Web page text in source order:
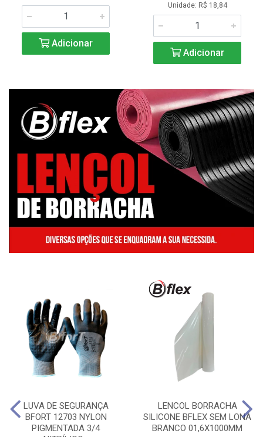
Adicionar
Unidade: R$ 18,84
Adicionar
LUVA DE SEGURANÇA
BFORT 12703 NYLON
PIGMENTADA 3/4
LENCOL BORRACHA
SILICONE BFLEX SEM LONA
BRANCO 01,6X1000MM